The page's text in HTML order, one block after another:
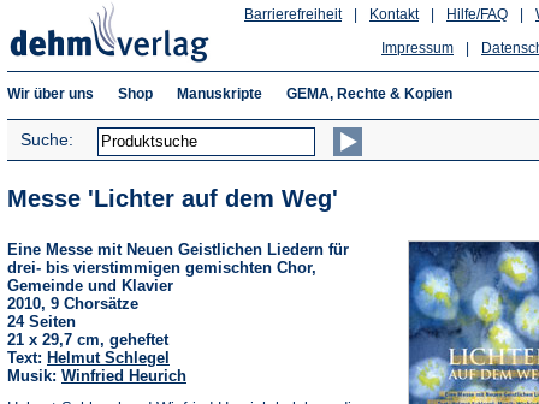
Hilfe/FAQ
Kontakt
Barrierefreiheit
Impressum
Wir über uns Shop Manuskripte GEMA, Rechte & Kopien
Suche:
Messe 'Lichter auf dem Weg'
Eine Messe mit Neuen Geistlichen Liedern für
drei- bis vierstimmigen gemischten Chor,
Gemeinde und Klavier
2010, 9 Chorsätze
24 Seiten
21 x 29,7 cm, geheftet
Text: Helmut Schlegel
Musik: Winfried Heurich